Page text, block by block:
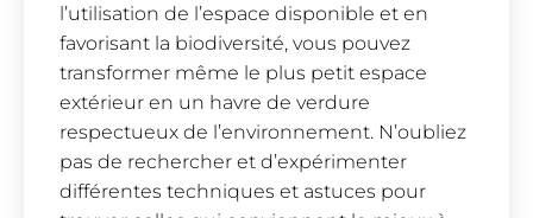
l’utilisation de l’espace disponible et en
favorisant la biodiversité, vous pouvez
transformer même le plus petit espace
extérieur en un havre de verdure
respectueux de l’environnement. N’oubliez
pas de rechercher et d’expérimenter
différentes techniques et astuces pour